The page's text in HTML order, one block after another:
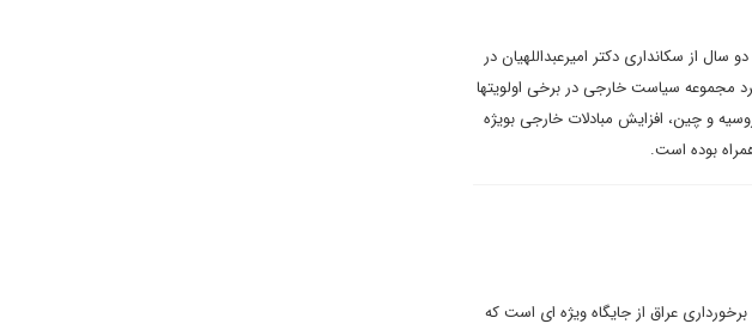
از سکانداری دکتر امیرعبداللهیان در
مجموعه سیاست خارجی در برخی اولویتها
و چین، افزایش مبادلات خارجی بویژه
بوده است.
عراق از جایگاه ویژه ای است که